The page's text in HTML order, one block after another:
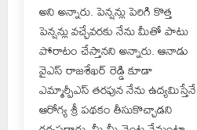
అని అన్నారు. పెన్షన్లు పెరిగి కొత్త
పెన్షన్లు వచ్చేవరకు నేను మీతో పాటు
పోరాటం చేస్తానని అన్నారు. ఆనాడు
వైఎస్ రాజశేఖర్ రెడ్డి కూడా
ఎమ్మార్పీఎస్ తరపున నేను ఉద్యమిస్తేనే
ఆరోగ్య శ్రీ పథకం తీసుకొచ్చాడని